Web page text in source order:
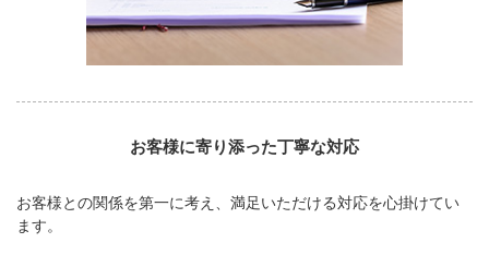
お客様に寄り添った丁寧な対応
お客様との関係を第一に考え、満足いただける対応を心掛けてい
ます。